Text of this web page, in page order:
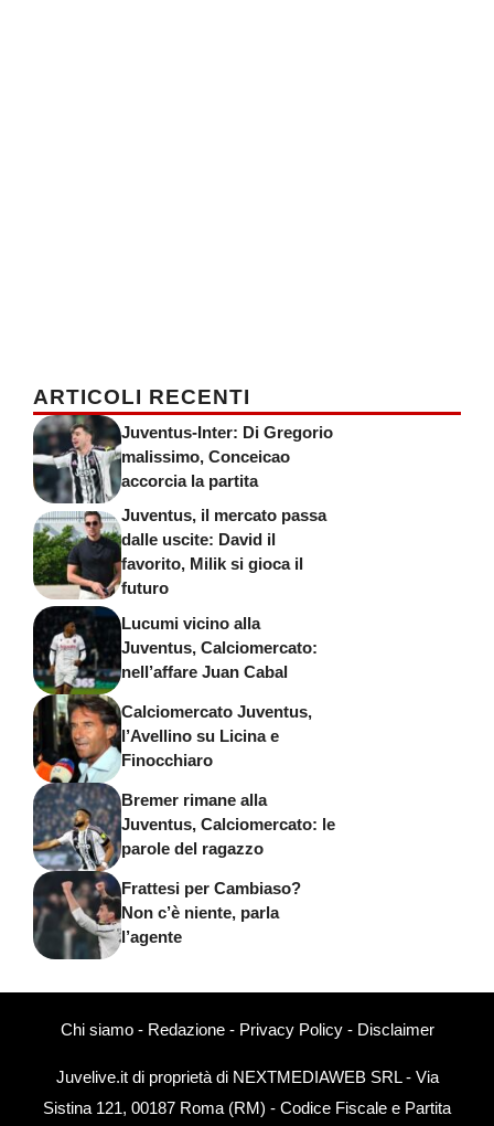
ARTICOLI RECENTI
Juventus-Inter: Di Gregorio
malissimo, Conceicao
accorcia la partita
Juventus, il mercato passa
dalle uscite: David il
favorito, Milik si gioca il
futuro
Lucumi vicino alla
Juventus, Calciomercato:
nell’affare Juan Cabal
Calciomercato Juventus,
l’Avellino su Licina e
Finocchiaro
Bremer rimane alla
Juventus, Calciomercato: le
parole del ragazzo
Frattesi per Cambiaso?
Non c’è niente, parla
l’agente
Chi siamo- Redazione- Privacy Policy- Disclaimer
Juvelive.it di proprietà di NEXTMEDIAWEB SRL - Via
Sistina 121, 00187 Roma (RM) - Codice Fiscale e Partita